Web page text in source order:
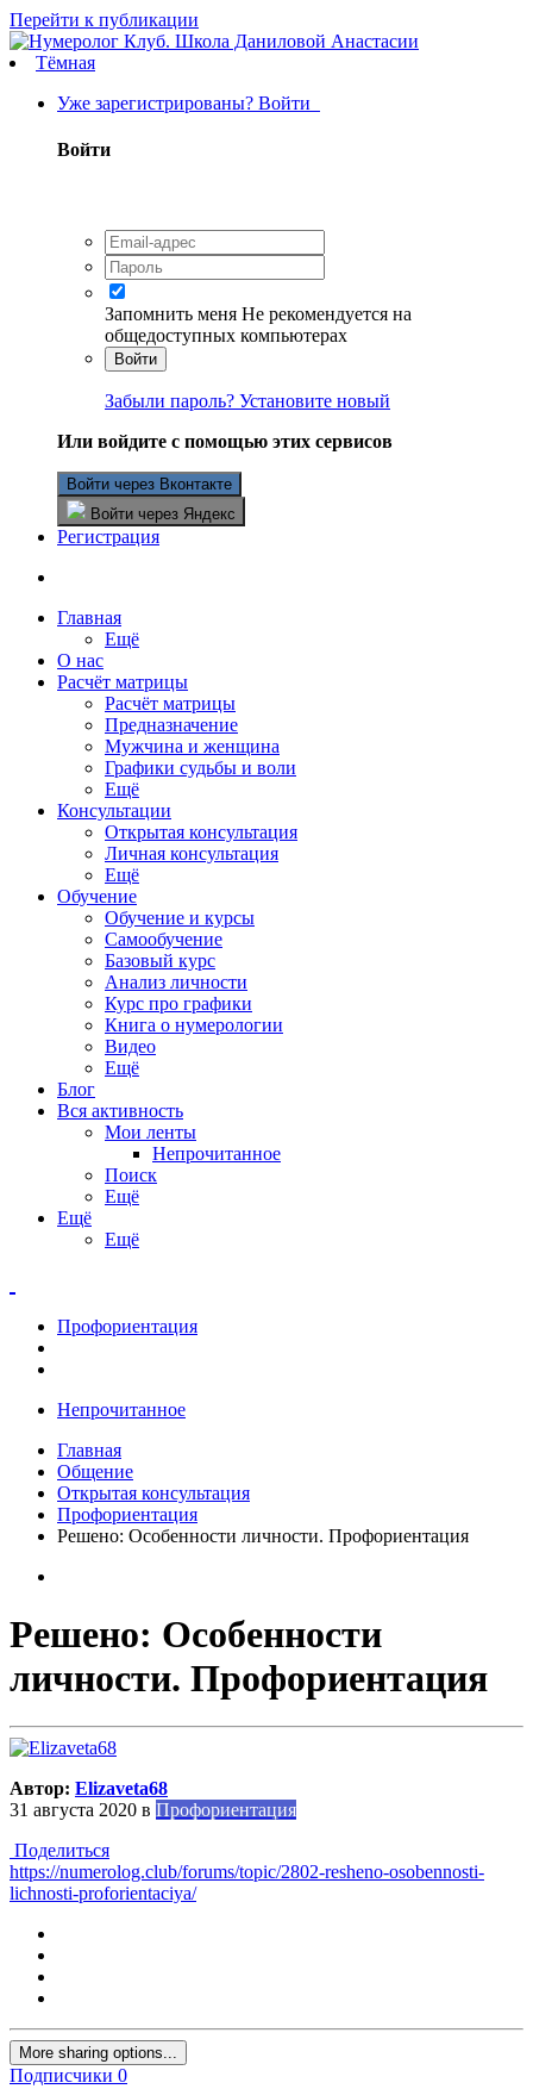
Перейти к публикации
Тёмная
Уже зарегистрированы? Войти
Войти
Запомнить меня Не рекомендуется на
общедоступных компьютерах
Войти
Забыли пароль? Установите новый
Или войдите с помощью этих сервисов
Войти через Вконтакте
Войти через Яндекс
Регистрация
Главная
Ещё
О нас
Расчёт матрицы
Расчёт матрицы
Предназначение
Мужчина и женщина
Графики судьбы и воли
Ещё
Консультации
Открытая консультация
Личная консультация
Ещё
Обучение
Обучение и курсы
Самообучение
Базовый курс
Анализ личности
Курс про графики
Книга о нумерологии
Видео
Ещё
Блог
Вся активность
Мои ленты
Непрочитанное
Поиск
Ещё
Ещё
Ещё
Профориентация
Непрочитанное
Главная
Общение
Открытая консультация
Профориентация
Решено: Особенности личности. Профориентация
Решено: Особенности
личности. Профориентация
Автор: Elizaveta68
31 августа 2020 в Профориентация
Поделиться
https://numerolog.club/forums/topic/2802-resheno-osobennosti-
lichnosti-proforientaciya/
More sharing options...
Подписчики 0